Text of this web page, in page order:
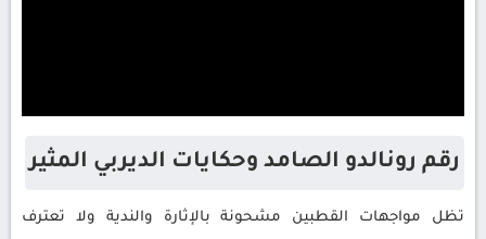
رقم رونالدو الصامد وحكايات الديربي المثير
تظل مواجهات القطبين مشحونة بالإثارة والندية ولا تعترف